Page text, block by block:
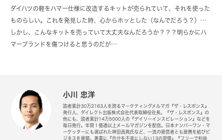
ダイハツの軽をハマー仕様に改造するキットが売られていて、それを使った
ものらしい。これを発見した時、心からホッとした（なんでだろう？）…
しかし、こんなキットを売っていて大丈夫なんだろうか？？？明らかにハ
マーブランドを傷つけると思うのだが…
小川 忠洋
読者累計30万2163人を誇るマーケティングメルマガ『ザ・レスポンス』
発行人、ダイレクト出版株式会社代表取締役社長。『ザ・レスポンス』の
他にも、読者累計14万5000人の『デイリーインスピレーション』などを
毎日発行。年間１億通以上メールマガジンを配信。日本ナンバーワン・マ
ーケッターにも選ばれた神田昌典氏など、一流の経営者とも提携を結びビ
ジネスを展開。著書に『自分を不幸にしない13の習慣』『フリーで利益